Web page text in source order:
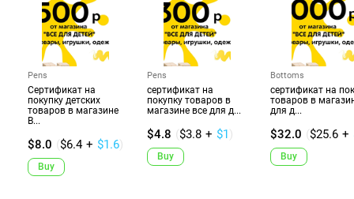
Pens
Сертификат на
покупку детских
товаров в магазине
В...
$8.0 ($6.4 + $1.6)
Buy
Pens
сертификат на
покупку товаров в
магазине все для д...
$4.8 ($3.8 + $1 )
Buy
Bottoms
сертификат на
товаров в
для д...
$32.0 ($25.6 +
Buy